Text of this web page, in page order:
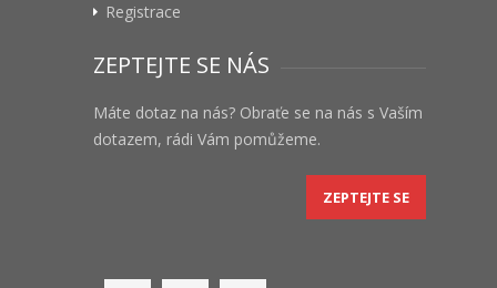
Registrace
ZEPTEJTE SE NÁS
Máte dotaz na nás? Obraťe se na nás s Vaším
dotazem, rádi Vám pomůžeme.
ZEPTEJTE SE